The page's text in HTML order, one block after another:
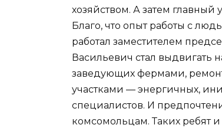
хозяйством. А затем главный
Благо, что опыт работы с
работал заместителем
Васильевич стал выдвигать
заведующих фермами,
участками — энергичных,
специалистов. И
комсомольцам. Таких ребят и